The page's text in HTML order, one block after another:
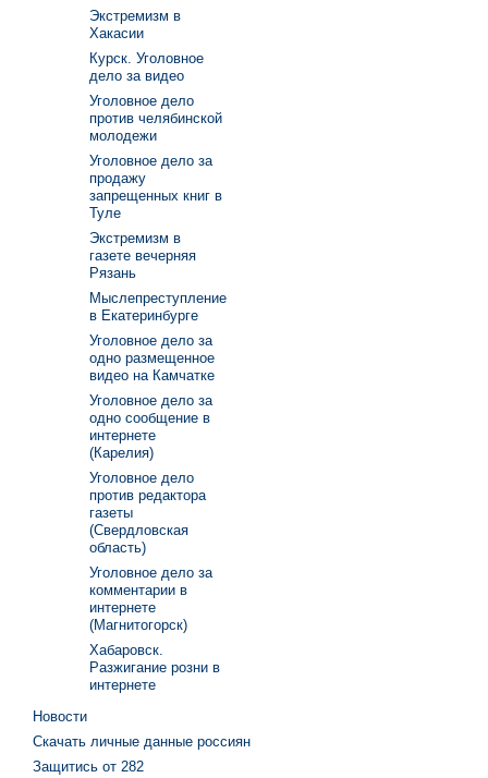
Экстремизм в
Хакасии
Курск. Уголовное
дело за видео
Уголовное дело
против челябинской
молодежи
Уголовное дело за
продажу
запрещенных книг в
Туле
Экстремизм в
газете вечерняя
Рязань
Мыслепреступление
в Екатеринбурге
Уголовное дело за
одно размещенное
видео на Камчатке
Уголовное дело за
одно сообщение в
интернете
(Карелия)
Уголовное дело
против редактора
газеты
(Свердловская
область)
Уголовное дело за
комментарии в
интернете
(Магнитогорск)
Хабаровск.
Разжигание розни в
интернете
Новости
Скачать личные данные россиян
Защитись от 282